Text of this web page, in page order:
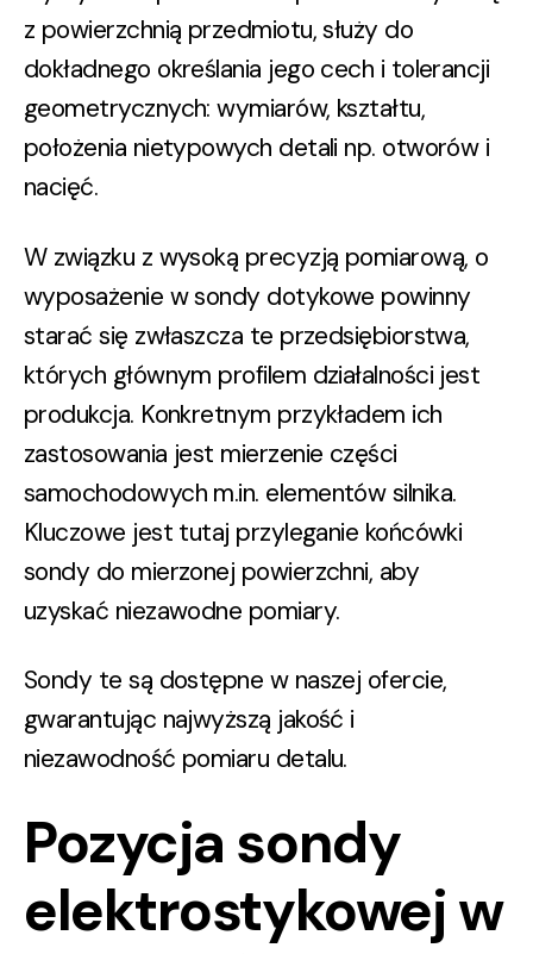
z powierzchnią przedmiotu, służy do
dokładnego określania jego cech i tolerancji
geometrycznych: wymiarów, kształtu,
położenia nietypowych detali np. otworów i
nacięć.
W związku z wysoką precyzją pomiarową, o
wyposażenie wsondy dotykowe powinny
starać się zwłaszcza te przedsiębiorstwa,
których głównym profilem działalności jest
produkcja. Konkretnym przykładem ich
zastosowania jest mierzenie części
samochodowych m.in. elementów silnika.
Kluczowe jest tutaj przyleganie końcówki
sondy do mierzonej powierzchni, aby
uzyskać niezawodne pomiary.
Sondy te są dostępne w naszej ofercie,
gwarantując najwyższą jakość i
niezawodność pomiaru detalu.
Pozycja sondy
elektrostykowej w